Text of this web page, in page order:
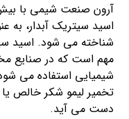
آرون صنعت شیمی با بیش
اسید سیتریک آبدار، به
شناخته می شود. اسید
مهم است که در صنایع
شیمیایی استفاده می
تخمیر لیمو شکر خالص
دست می آید.